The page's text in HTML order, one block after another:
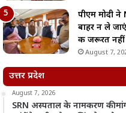
पीएम मोदी ने
बाहर न ले
की जरूरत नहीं
August 7,
उत्तर प्रदेश
August 7, 2026
SRN अस्पताल के नामकरण की